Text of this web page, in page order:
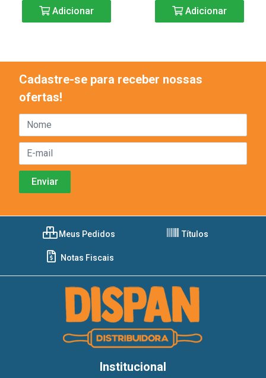
Adicionar Adicionar
Cadastre-se para receber nossas
ofertas!
Meus Pedidos Títulos
Notas Fiscais
Institucional